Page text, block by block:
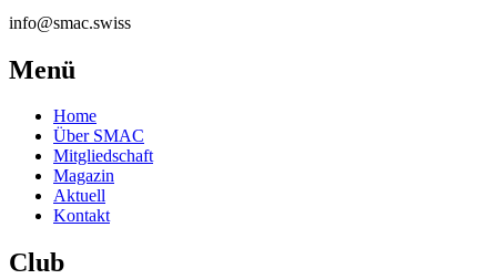
info@smac.swiss
Menü
Home
Über SMAC
Mitgliedschaft
Magazin
Aktuell
Kontakt
Club